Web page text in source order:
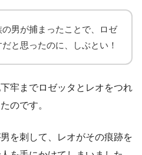
の男が捕まったことで、ロゼ
と思ったのに、しぶとい！
牢までロゼッタとレオをつれ
のです。
を刺して、レオがその痕跡を